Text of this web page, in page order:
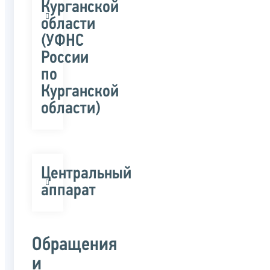
Курганской
области
(УФНС
России
по
Курганской
области)
Центральный
аппарат
Обращения
и